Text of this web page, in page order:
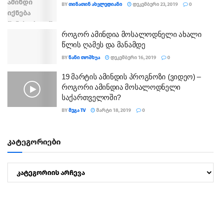
BYᲗᲘᲜᲐᲗᲘᲜ ᲐᲮᲕᲚᲔᲓᲘᲐᲜᲘ ᲓᲔᲙᲔᲛᲑᲔᲠᲘ 23, 2019 0
როგორ ამინდია მოსალოდნელი ახალი
წლის ღამეს და მანამდე
BYᲜᲐᲜᲘ ᲗᲝᲨᲮᲣᲐ ᲓᲔᲙᲔᲛᲑᲔᲠᲘ 16, 2019 0
19 მარტის ამინდის პროგნოზი (ვიდეო) –
როგორი ამინდია მოსალოდნელი
საქართველოში?
BYᲛᲔᲒᲐ TV ᲛᲐᲠᲢᲘ 18, 2019 0
კატეგორიები